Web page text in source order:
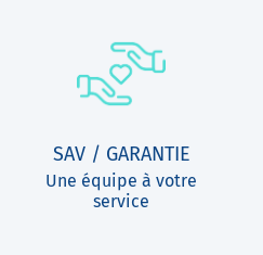
SAV / GARANTIE
Une équipe à votre
service